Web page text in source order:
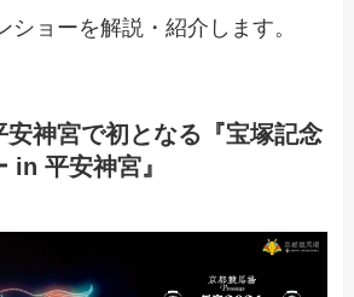
ショーを解説・紹介します。
安神宮で初となる『宝塚記念
in 平安神宮』